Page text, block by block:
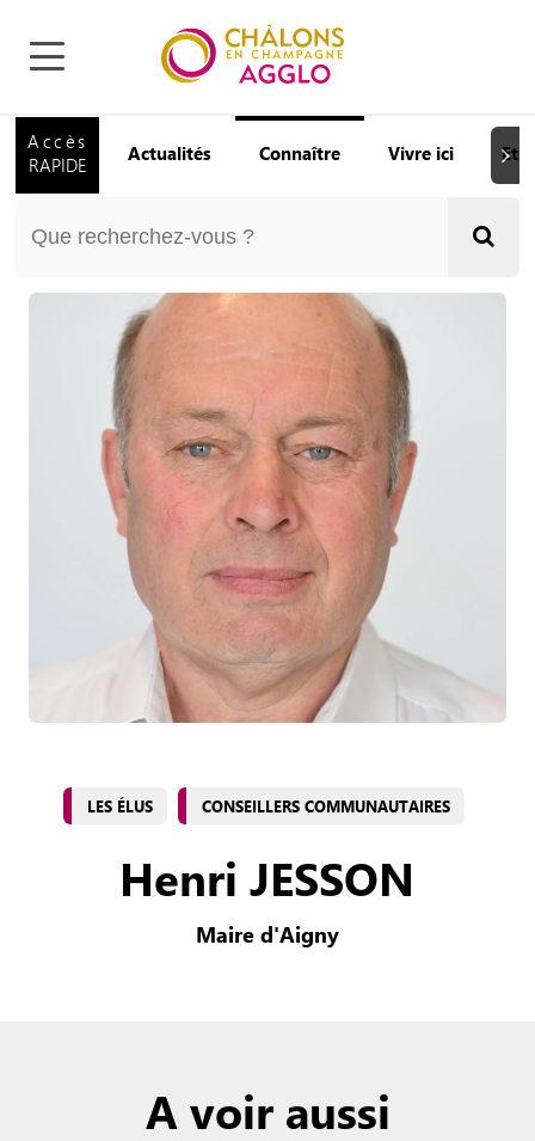
Accès
RAPIDE
Actualités Connaître Vivre ici
LES ÉLUS CONSEILLERS COMMUNAUTAIRES
Henri JESSON
Maire d'Aigny
A voir aussi